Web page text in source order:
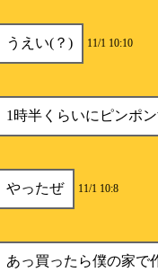
うえい(？) 11/1 10:10
1時半くらいにピンポ
やったぜ 11/1 10:8
あっ買ったら僕の家で